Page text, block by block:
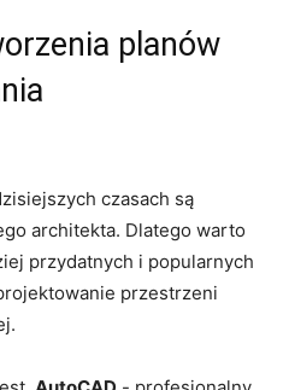
planów
czasach są
architekta.⁣ Dlatego warto
przydatnych i⁣ popularnych
przestrzeni